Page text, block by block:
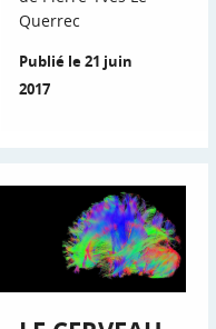
Querrec
Publié le 21 juin
2017